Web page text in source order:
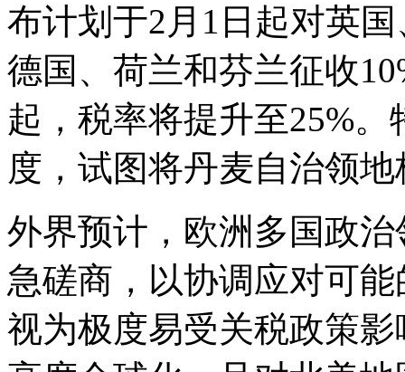
布计划于2月1日起对英
德国、荷兰和芬兰征收
起，税率将提升至25%
度，试图将丹麦自治领
外界预计，欧洲多国政
急磋商，以协调应对可
视为极度易受关税政策